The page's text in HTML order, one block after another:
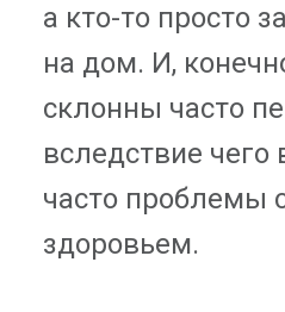
а кто-то просто
на дом. И,
склонны часто
вследствие чего
часто проблемы
здоровьем.